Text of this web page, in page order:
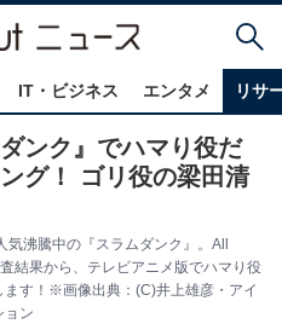
IT・ビジネス エンタメ リサ
ンク』でハマり役だ
グ！ ゴリ役の梁田清
沸騰中の『スラムダンク』。All
結果から、テレビアニメ版でハマり役
す！※画像出典：(C)井上雄彦・アイ
ョン